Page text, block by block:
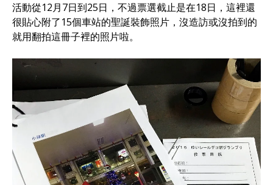
活動從12月7日到25日，不過票選截止是在18日，這裡還
很貼心附了15個車站的聖誕裝飾照片，沒造訪或沒拍到的
就用翻拍這冊子裡的照片啦。